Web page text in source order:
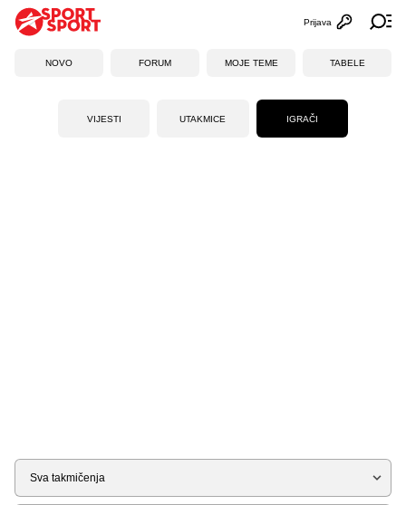
Otvori
Prijava
NOVO FORUM MOJE TEME TABELE
VIJESTI UTAKMICE IGRAČI
Tip